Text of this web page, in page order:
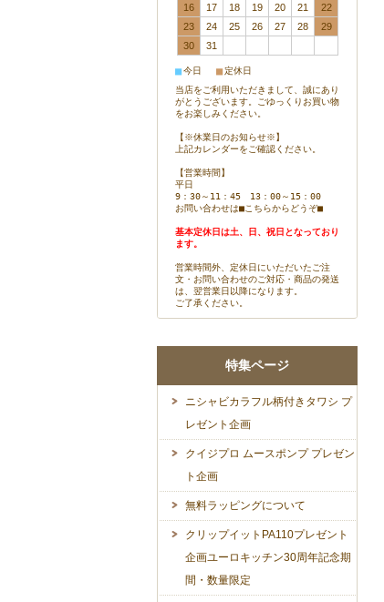
16
17 18 19 20 21
22
23
24 25 26 27 28
29
30
31
■今日 ■定休日
当店をご利用いただきまして、誠にあり
がとうございます。ごゆっくりお買い物
をお楽しみください。
【※休業日のお知らせ※】
上記カレンダーをご確認ください。
【営業時間】
平日
9：30～11：45 13：00～15：00
お問い合わせは■こちらからどうぞ■
基本定休日は土、日、祝日となっており
ます。
営業時間外、定休日にいただいたご注
文・お問い合わせのご対応・商品の発送
は、翌営業日以降になります。
ご了承ください。
特集ページ
ニシャビカラフル柄付きタワシ プ
レゼント企画
クイジプロ ムースポンプ プレゼン
ト企画
無料ラッピングについて
クリップイットPA110プレゼント
企画ユーロキッチン30周年記念期
間・数量限定